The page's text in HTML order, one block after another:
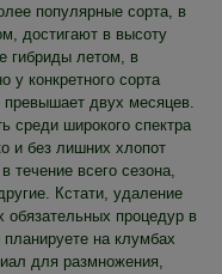
популярные сорта, в
достигают в высоту
гибриды летом, в
у конкретного сорта
превышает двух месяцев.
среди широкого спектра
и без лишних хлопот
течение всего сезона,
Кстати, удаление
обязательных процедур в
на клумбах
для размножения,